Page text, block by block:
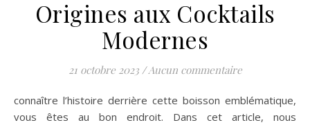
Origines aux Cocktails
Modernes
21 octobre 2023 / Aucun commentaire
connaître l’histoire derrière cette boisson emblématique,
vous êtes au bon endroit. Dans cet article, nous